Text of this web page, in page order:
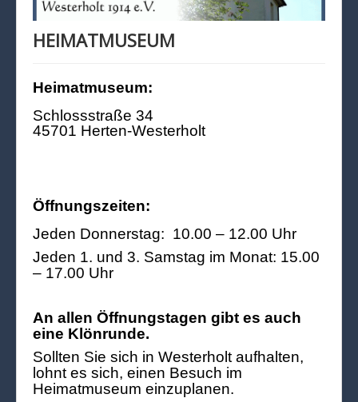
DATENSCHUTZ
HEIMATMUSEUM
Heimatmuseum:
Schlossstraße 34
45701 Herten-Westerholt
Öffnungszeiten:
Jeden Donnerstag: 10.00 – 12.00 Uhr
Jeden 1. und 3. Samstag im Monat: 15.00
– 17.00 Uhr
An allen Öffnungstagen gibt es auch
eine Klönrunde.
Sollten Sie sich in Westerholt aufhalten,
lohnt es sich, einen Besuch im
Heimatmuseum einzuplanen.